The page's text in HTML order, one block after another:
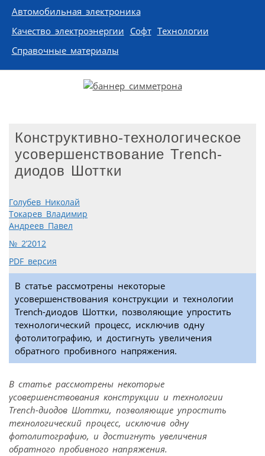
Автомобильная электроника
Качество электроэнергии Софт Технологии
Справочные материалы
Конструктивно-технологическое
усовершенствование Trench-
диодов Шоттки
Голубев Николай
Токарев Владимир
Андреев Павел
№ 2’2012
PDF версия
В статье рассмотрены некоторые
усовершенствования конструкции и технологии
Trench-диодов Шоттки, позволяющие упростить
технологический процесс, исключив одну
фотолитографию, и достигнуть увеличения
обратного пробивного напряжения.
В статье рассмотрены некоторые
усовершенствования конструкции и технологии
Trench-диодов Шоттки, позволяющие упростить
технологический процесс, исключив одну
фотолитографию, и достигнуть увеличения
обратного пробивного напряжения.